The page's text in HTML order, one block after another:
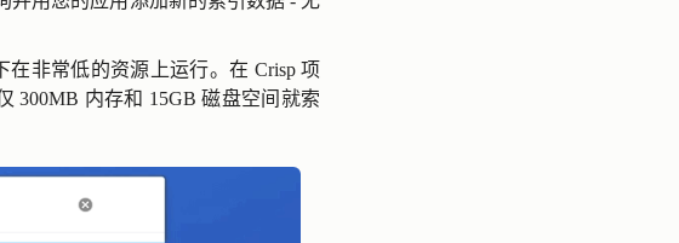
非常低的资源上运行。在 Crisp 项
300MB 内存和 15GB 磁盘空间就索